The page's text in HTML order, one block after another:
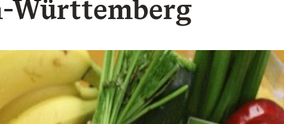
Württemberg